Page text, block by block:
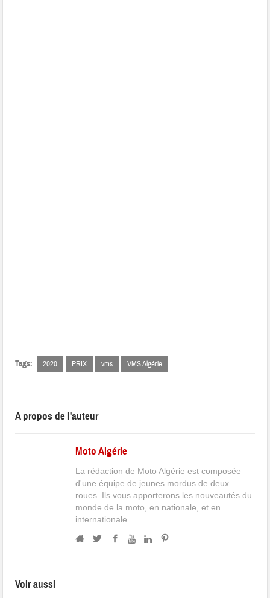
Tags: 2020 PRIX vms VMS Algérie
A propos de l'auteur
Moto Algérie
La rédaction de Moto Algérie est composée
d'une équipe de jeunes mordus de deux
roues. Ils vous apporterons les nouveautés du
monde de la moto, en nationale, et en
internationale.
Voir aussi